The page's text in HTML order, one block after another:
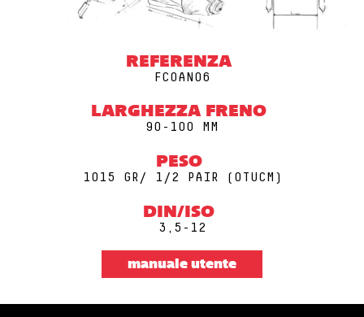
REFERENZA
FCOAN06
LARGHEZZA FRENO
90-100 MM
PESO
1015 GR/ 1/2 PAIR (0TUCM)
DIN/ISO
3,5-12
manuale utente